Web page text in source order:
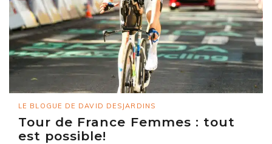
LE BLOGUE DE DAVID DESJARDINS
Tour de France Femmes : tout
est possible!